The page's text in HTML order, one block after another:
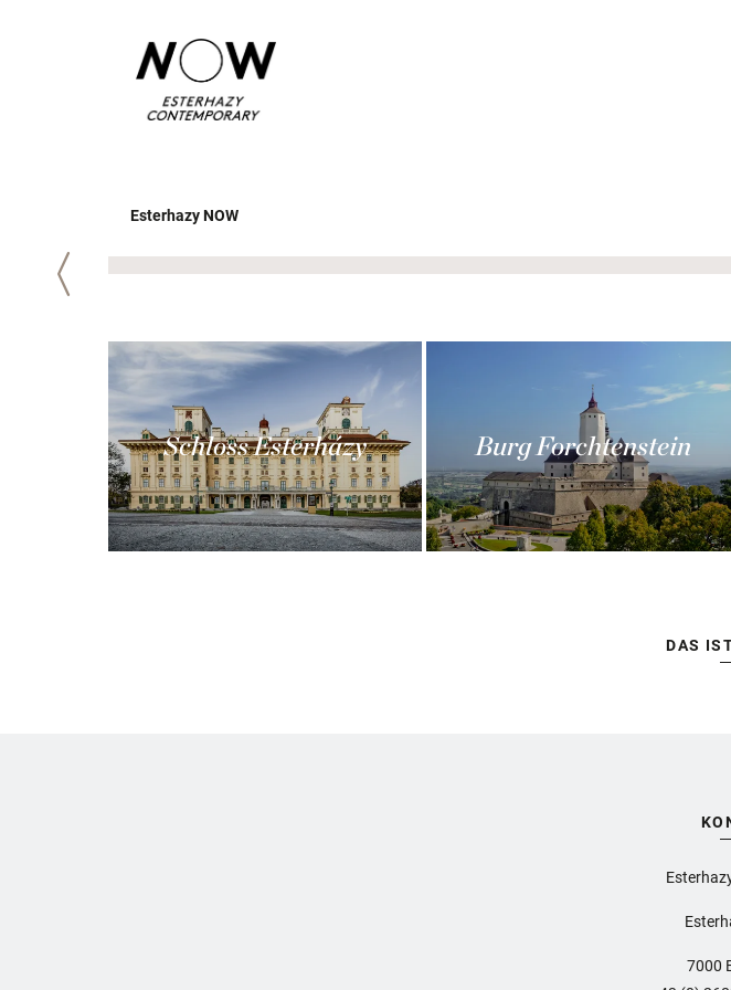
Esterhazy NOW
Zurück
Schloss Esterházy Burg Forchtenstein
DAS
7000